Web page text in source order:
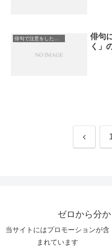
俳句
く」
前
ゼロから分
当サイトにはプロモーションが含
まれています